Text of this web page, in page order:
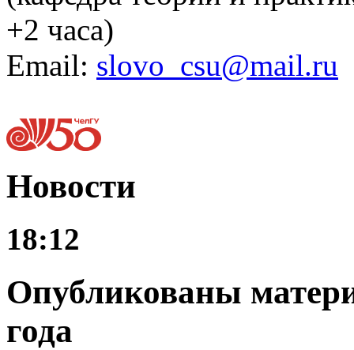
+2 часа)
Email: slovo_csu@mail.ru
Новости
18:12
Опубликованы
года